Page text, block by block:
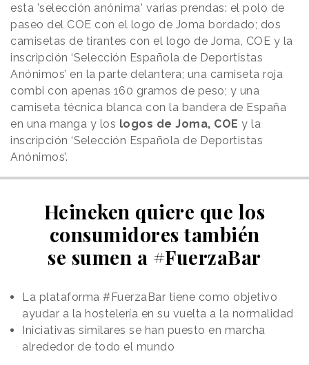
esta 'selección anónima' varias prendas: el polo de
paseo del COE con el logo de Joma bordado; dos
camisetas de tirantes con el logo de Joma, COE y la
inscripción ‘Selección Española de Deportistas
Anónimos’ en la parte delantera; una camiseta roja
combi con apenas 160 gramos de peso; y una
camiseta técnica blanca con la bandera de España
en una manga y los logos de Joma, COE y la
inscripción ‘Selección Española de Deportistas
Anónimos’.
Heineken quiere que los
consumidores también
se sumen a #FuerzaBar
La plataforma #FuerzaBar tiene como objetivo
ayudar a la hostelería en su vuelta a la normalidad
Iniciativas similares se han puesto en marcha
alrededor de todo el mundo